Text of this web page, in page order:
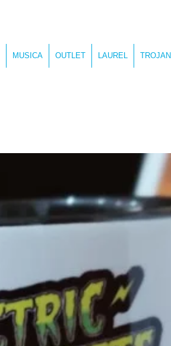
MUSICA OUTLET LAUREL TROJAN